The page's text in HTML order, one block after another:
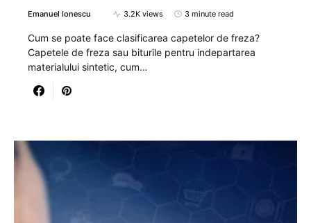
Emanuel Ionescu 3.2K views 3 minute read
Cum se poate face clasificarea capetelor de freza?
Capetele de freza sau biturile pentru indepartarea
materialului sintetic, cum…